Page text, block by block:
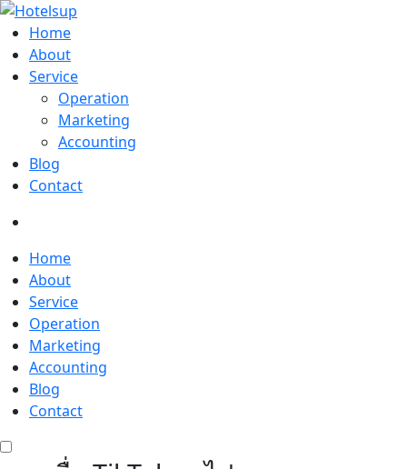
Home
About
Service
Operation
Marketing
Accounting
Blog
Contact
Home
About
Service
Operation
Marketing
Accounting
Blog
Contact